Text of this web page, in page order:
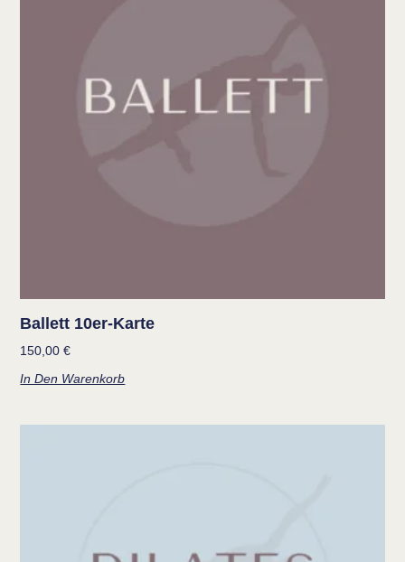
Ballett 10er-Karte
150,00€
In Den Warenkorb